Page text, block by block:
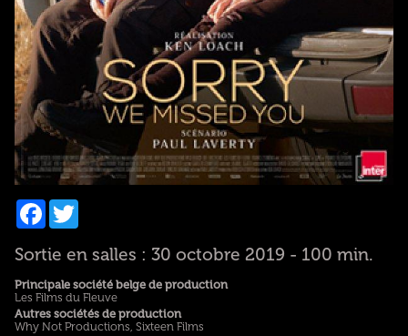
Facebook
Twitter
Sortie en salles : 30 octobre 2019 - 100 min.
Principale société belge de production
Les Films du Fleuve
Autres sociétés de production
Why Not Productions, Sixteen Films